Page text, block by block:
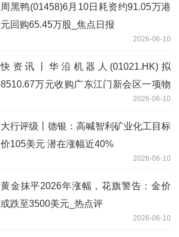
周黑鸭(01458)6月10日耗资约91.05万港
元回购65.45万股_焦点日报
2026-06-10
快资讯丨华沿机器人(01021.HK)拟
8510.67万元收购广东江门新会区一项物
2026-06-10
大行评级丨德银：高喊智利矿业化工目标
价105美元 潜在涨幅近40%
2026-06-10
黄金抹平2026年涨幅，花旗警告：金价
或跌至3500美元_热点评
2026-06-10